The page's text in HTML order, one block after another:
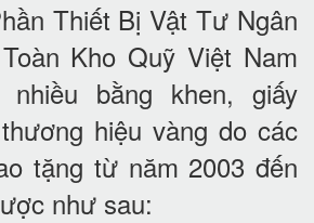
Thiết Bị Vật Tư Ngân
Kho Quỹ Việt Nam
bằng khen, giấy
hiệu vàng do các
tặng từ năm 2003 đến
như sau: